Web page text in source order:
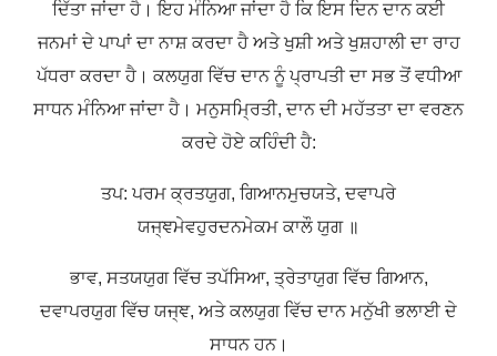
ਦਿੱਤਾ ਜਾਂਦਾ ਹੈ। ਇਹ ਮੰਨਿਆ ਜਾਂਦਾ ਹੈ ਕਿ ਇਸ ਦਿਨ ਦਾਨ ਕਈ
ਜਨਮਾਂ ਦੇ ਪਾਪਾਂ ਦਾ ਨਾਸ਼ ਕਰਦਾ ਹੈ ਅਤੇ ਖੁਸ਼ੀ ਅਤੇ ਖੁਸ਼ਹਾਲੀ ਦਾ ਰਾਹ
ਪੱਧਰਾ ਕਰਦਾ ਹੈ। ਕਲਯੁਗ ਵਿੱਚ ਦਾਨ ਨੂੰ ਪ੍ਰਾਪਤੀ ਦਾ ਸਭ ਤੋਂ ਵਧੀਆ
ਸਾਧਨ ਮੰਨਿਆ ਜਾਂਦਾ ਹੈ। ਮਨੁਸਮ੍ਰਿਤੀ, ਦਾਨ ਦੀ ਮਹੱਤਤਾ ਦਾ ਵਰਣਨ
ਕਰਦੇ ਹੋਏ ਕਹਿੰਦੀ ਹੈ:
ਤਪ: ਪਰਮ ਕ੍ਰਤਯੁਗ, ਗਿਆਨਮੁਚਯਤੇ, ਦਵਾਪਰੇ
ਯਜ੍ਞਮੇਵਹੁਰਦਨਮੇਕਮ ਕਾਲੌ ਯੁਗ ॥
ਭਾਵ, ਸਤਯਯੁਗ ਵਿੱਚ ਤਪੱਸਿਆ, ਤ੍ਰੇਤਾਯੁਗ ਵਿੱਚ ਗਿਆਨ,
ਦਵਾਪਰਯੁਗ ਵਿੱਚ ਯਜ੍ਞ, ਅਤੇ ਕਲਯੁਗ ਵਿੱਚ ਦਾਨ ਮਨੁੱਖੀ ਭਲਾਈ ਦੇ
ਸਾਧਨ ਹਨ।